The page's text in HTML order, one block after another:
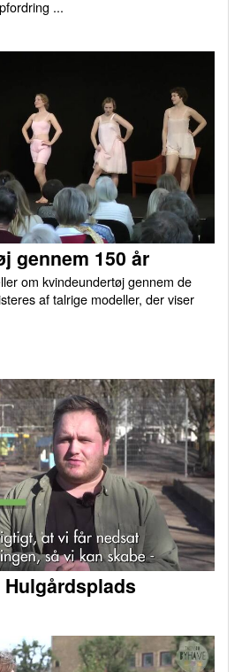
...
gennem 150 år
om kvindeundertøj gennem de
af talrige modeller, der viser